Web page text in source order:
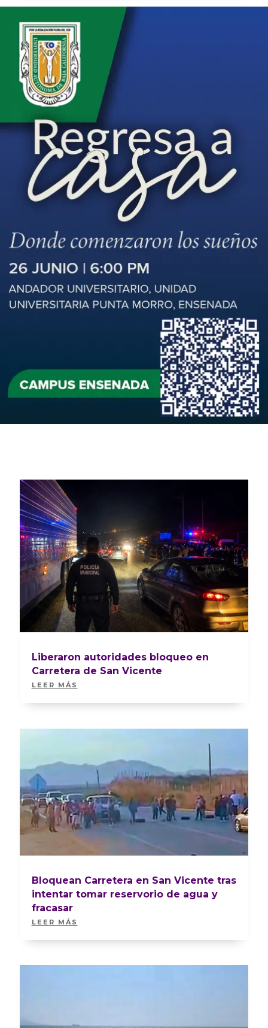
Liberaron autoridades bloqueo en
Carretera de San Vicente
LEER MÁS
Bloquean Carretera en San Vicente tras
intentar tomar reservorio de agua y
fracasar
LEER MÁS